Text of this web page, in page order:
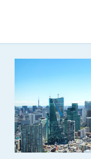
第6条（会員の禁止
1. 会員は建設資料
(1) 第三者または管
る行為
(2) 第三者または管
為
(3) 第三者または管
(4) 有害なコンピュ